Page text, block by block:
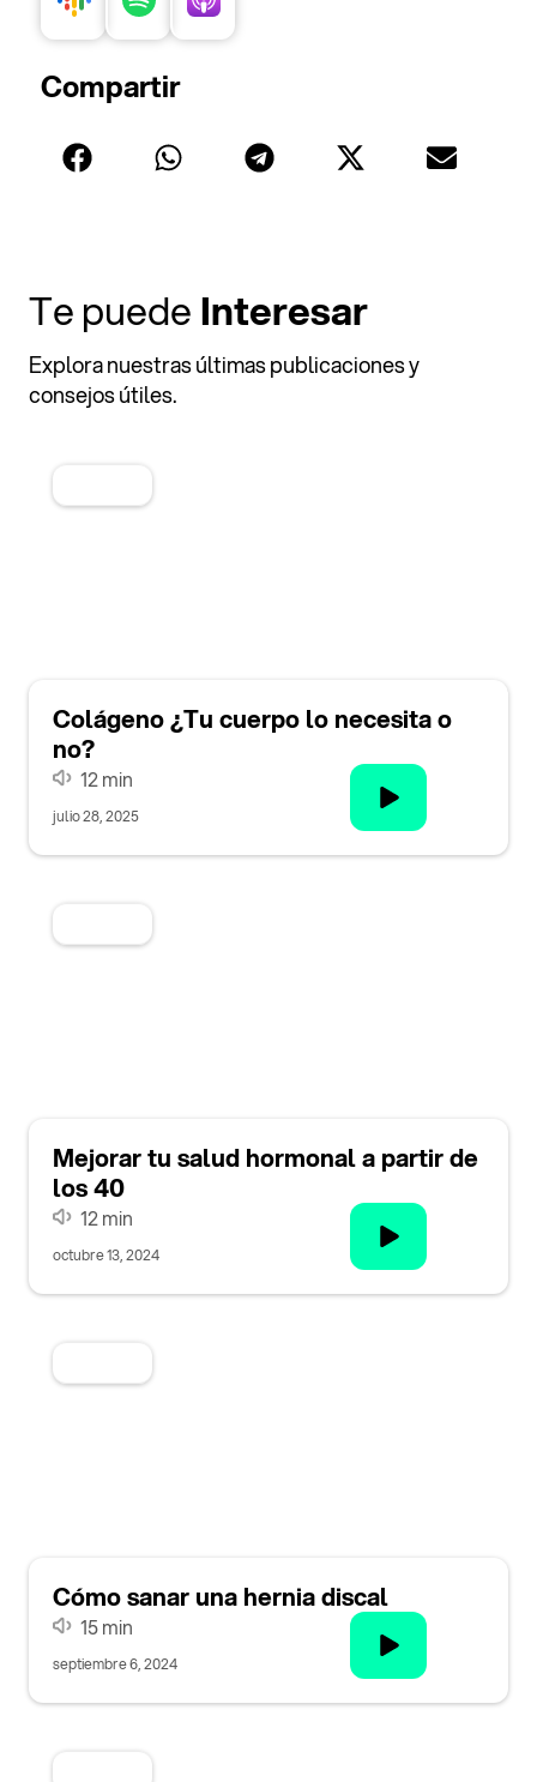
Compartir
Te puedeInteresar
Explora nuestras últimas publicaciones y
consejos útiles.
Colágeno ¿Tu cuerpo lo necesita o
no?
12 min
julio 28, 2025
Mejorar tu salud hormonal a partir de
los 40
12 min
octubre 13, 2024
Cómo sanar una hernia discal
15 min
septiembre 6, 2024